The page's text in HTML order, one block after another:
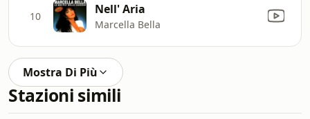
10 Nell' Aria
Marcella Bella
Mostra Di Più
Stazioni simili